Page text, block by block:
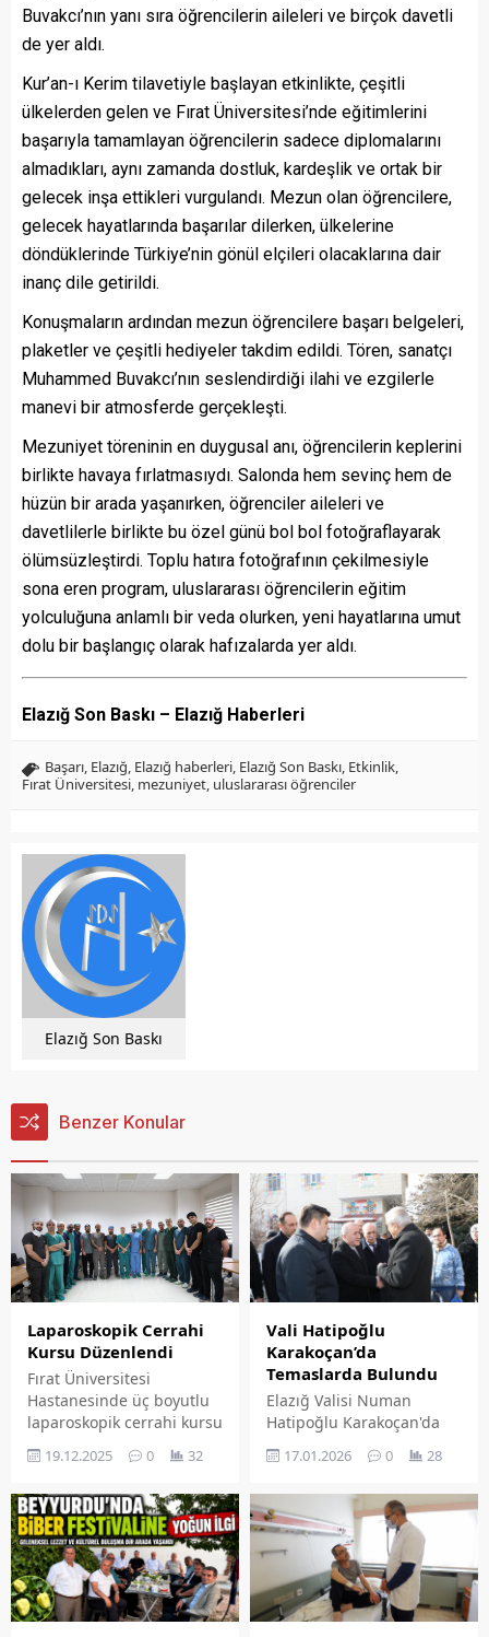
Buvakcı’nın yanı sıra öğrencilerin aileleri ve birçok davetli
de yer aldı.
Kur’an-ı Kerim tilavetiyle başlayan etkinlikte, çeşitli
ülkelerden gelen ve Fırat Üniversitesi’nde eğitimlerini
başarıyla tamamlayan öğrencilerin sadece diplomalarını
almadıkları, aynı zamanda dostluk, kardeşlik ve ortak bir
gelecek inşa ettikleri vurgulandı. Mezun olan öğrencilere,
gelecek hayatlarında başarılar dilerken, ülkelerine
döndüklerinde Türkiye’nin gönül elçileri olacaklarına dair
inanç dile getirildi.
Konuşmaların ardından mezun öğrencilere başarı belgeleri,
plaketler ve çeşitli hediyeler takdim edildi. Tören, sanatçı
Muhammed Buvakcı’nın seslendirdiği ilahi ve ezgilerle
manevi bir atmosferde gerçekleşti.
Mezuniyet töreninin en duygusal anı, öğrencilerin keplerini
birlikte havaya fırlatmasıydı. Salonda hem sevinç hem de
hüzün bir arada yaşanırken, öğrenciler aileleri ve
davetlilerle birlikte bu özel günü bol bol fotoğraflayarak
ölümsüzleştirdi. Toplu hatıra fotoğrafının çekilmesiyle
sona eren program, uluslararası öğrencilerin eğitim
yolculuğuna anlamlı bir veda olurken, yeni hayatlarına umut
dolu bir başlangıç olarak hafızalarda yer aldı.
Elazığ Son Baskı – Elazığ Haberleri
Başarı, Elazığ, Elazığ haberleri, Elazığ Son Baskı, Etkinlik,
Fırat Üniversitesi, mezuniyet, uluslararası öğrenciler
Elazığ Son Baskı
Benzer Konular
Laparoskopik Cerrahi
Kursu Düzenlendi
Fırat Üniversitesi
Hastanesinde üç boyutlu
laparoskopik cerrahi kursu
düzenlendi
19.12.2025 0 32
Vali Hatipoğlu
Karakoçan’da
Temaslarda Bulundu
Elazığ Valisi Numan
Hatipoğlu Karakoçan'da
bir dizi temaslarda
bulunarak hem kurumları
vatandaşlarla bir araya
geldi.
17.01.2026 0 28